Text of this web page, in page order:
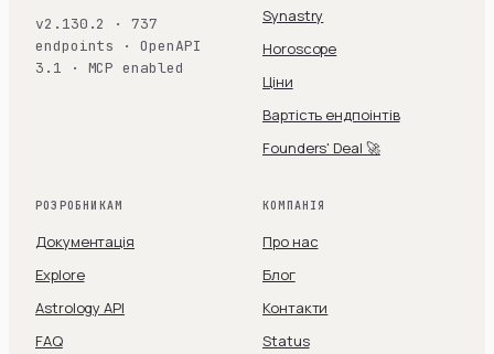
v2.130.2 · 737
endpoints · OpenAPI
3.1 · MCP enabled
Synastry
Horoscope
Ціни
Вартість ендпоінтів
Founders' Deal 🚀
РОЗРОБНИКАМ
Документація
Explore
Astrology API
FAQ
КОМПАНІЯ
Про нас
Блог
Контакти
Status